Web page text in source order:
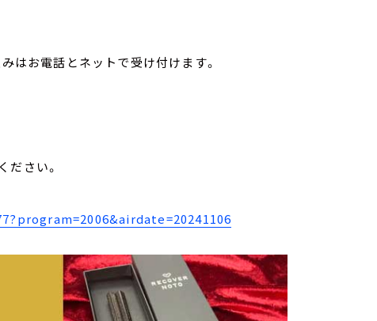
はお電話とネットで受け付けます。
ださい。